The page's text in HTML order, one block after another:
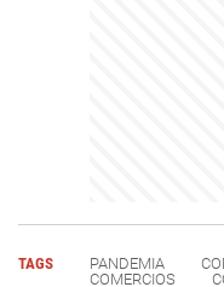
TAGS PANDEMIA
COMERCIOS